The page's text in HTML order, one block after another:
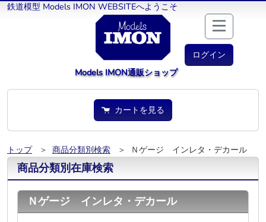
鉄道模型 Models IMON WEBSITEへようこそ
ログイン
Models IMON通販ショップ
カートを見る
トップ ＞ 商品分類別検索 ＞ Ｎゲージ インレタ・デカール
商品分類別在庫検索
Ｎゲージ インレタ・デカール